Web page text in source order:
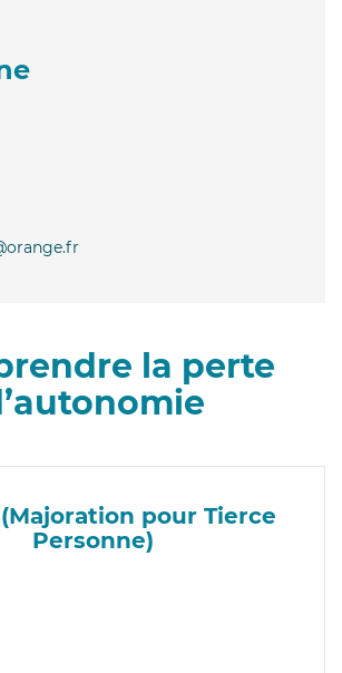
la perte
(Majoration pour Tierce
Personne)